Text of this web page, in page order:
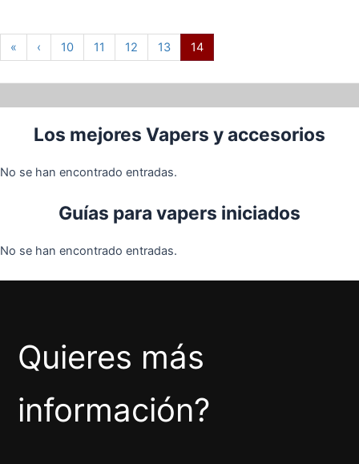
« ‹ 10 11 12 13 14
Los mejores Vapers y accesorios
No se han encontrado entradas.
Guías para vapers iniciados
No se han encontrado entradas.
Quieres más
información?